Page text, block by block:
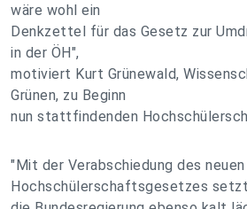
wäre wohl ein
Denkzettel für das Gesetz zur
in der ÖH",
motiviert Kurt Grünewald,
Grünen, zu Beginn
nun stattfindenden
"Mit der Verabschiedung des neuen
Hochschülerschaftsgesetzes